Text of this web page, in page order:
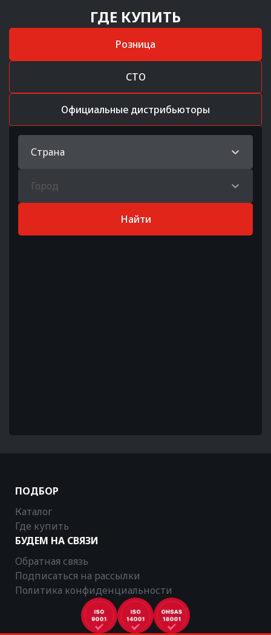
ГДЕ КУПИТЬ
Розница
СТО
Официальные дистрибьюторы
Страна
Город
Найти
ПОДБОР
Каталог
Где купить
БУДЕМ НА СВЯЗИ
Обратная связь
Подписаться на рассылки
Политика конфиденциальности